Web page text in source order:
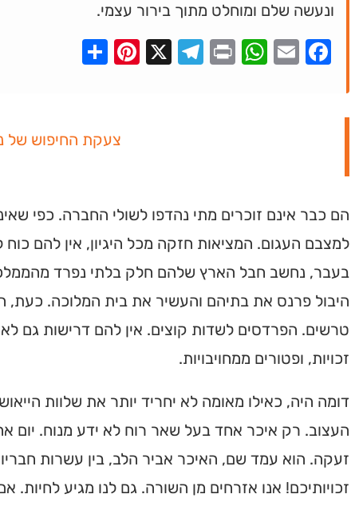
ונעשה שלם ומוחלט מתוך בירור עצמי.
Facebook
Email
WhatsApp
Print
Telegram
X
Pinterest
צעקת החיפוש של
הם כבר אינם זוכרים מתי נהדפו לשולי החברה. כפי
למצבם העגום. המציאות חזקה מכל היגיון, אין להם
בעבר, נחשב חבל הארץ שלהם חלק בלתי נפרד
היבול פרנס את בתיהם והעשיר את בית המלוכה. כעת,
טרשים. הפרדסים לשדות קוצים. אין להם דרישות גם לא
זכויות, ופטורים ממחויבויות.
דומה היה, כאילו מאומה לא יחריד יותר את שלוות
העצוב. רק איכר אחד בעל שאר רוח לא ידע מנוח. יום
זעקה. הוא עמד שם, האיכר אביר הלב, בין עשרות
זכויותיכם! אנו אזרחים מן השורה. גם לנו מגיע